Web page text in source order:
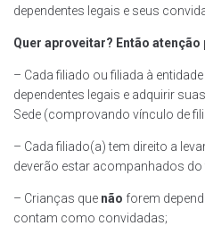
dependentes legais e seus
Quer aproveitar? Então
– Cada filiado ou filiada à
dependentes legais e adquirir
Sede (comprovando vínculo de
– Cada filiado(a) tem direito a
deverão estar acompanhados do
– Crianças que não forem
contam como convidadas;